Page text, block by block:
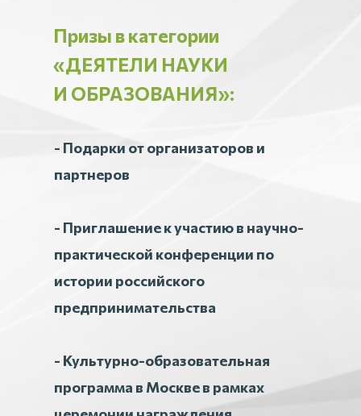
- Подарки от организаторов и
партнеров
- Приглашение к участию в научно-
практической конференции по
истории российского
предпринимательства
- Культурно-образовательная
программа в Москве в рамках
Призы в категории
«ДЕЯТЕЛИ НАУКИ
И ОБРАЗОВАНИЯ»: